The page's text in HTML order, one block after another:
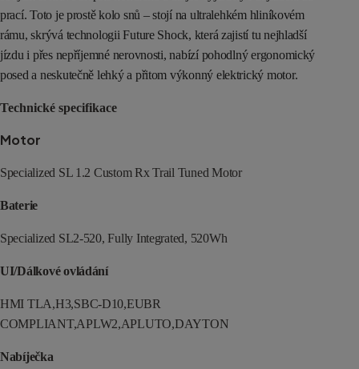
prací. Toto je prostě kolo snů – stojí na ultralehkém hliníkovém
rámu, skrývá technologii Future Shock, která zajistí tu nejhladší
jízdu i přes nepříjemné nerovnosti, nabízí pohodlný ergonomický
posed a neskutečně lehký a přitom výkonný elektrický motor.
Technické specifikace
Motor
Specialized SL 1.2 Custom Rx Trail Tuned Motor
Baterie
Specialized SL2-520, Fully Integrated, 520Wh
UI/Dálkové ovládání
HMI TLA,H3,SBC-D10,EUBR
COMPLIANT,APLW2,APLUTO,DAYTON
Nabíječka